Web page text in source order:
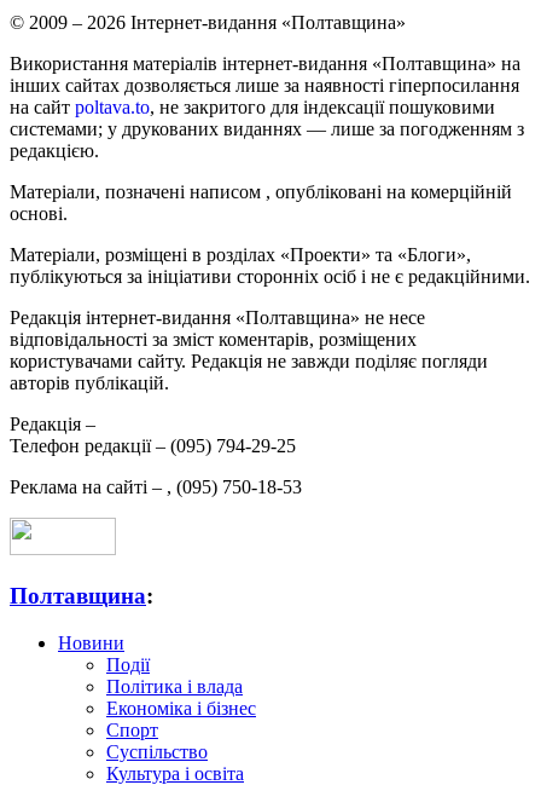
© 2009 – 2026 Інтернет-видання «Полтавщина»
Використання матеріалів інтернет-видання «Полтавщина» на
інших сайтах дозволяється лише за наявності гіперпосилання
на сайт poltava.to, не закритого для індексації пошуковими
системами; у друкованих виданнях — лише за погодженням з
редакцією.
Матеріали, позначені написом , опубліковані на комерційній
основі.
Матеріали, розміщені в розділах «Проекти» та «Блоги»,
публікуються за ініціативи сторонніх осіб і не є редакційними.
Редакція інтернет-видання «Полтавщина» не несе
відповідальності за зміст коментарів, розміщених
користувачами сайту. Редакція не завжди поділяє погляди
авторів публікацій.
Редакція –
Телефон редакції – (095) 794-29-25
Реклама на сайті – , (095) 750-18-53
Полтавщина:
Новини
Події
Політика і влада
Економіка і бізнес
Спорт
Суспільство
Культура і освіта